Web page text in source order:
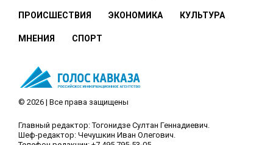
ПРОИСШЕСТВИЯ ЭКОНОМИКА КУЛЬТУРА
МНЕНИЯ СПОРТ
© 2026 | Все права защищены
Главный редактор: Тогонидзе Султан Геннадиевич.
Шеф-редактор: Чечушкин Иван Олегович.